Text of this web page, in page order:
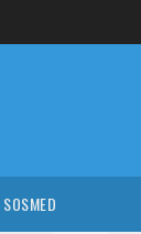
SOSMED